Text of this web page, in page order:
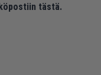
tästä.